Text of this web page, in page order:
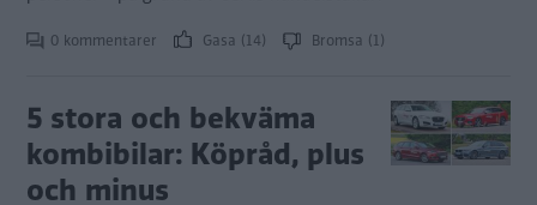
0 kommentarer Gasa (14) Bromsa (1)
5 stora och bekväma
kombibilar: Köpråd, plus
och minus